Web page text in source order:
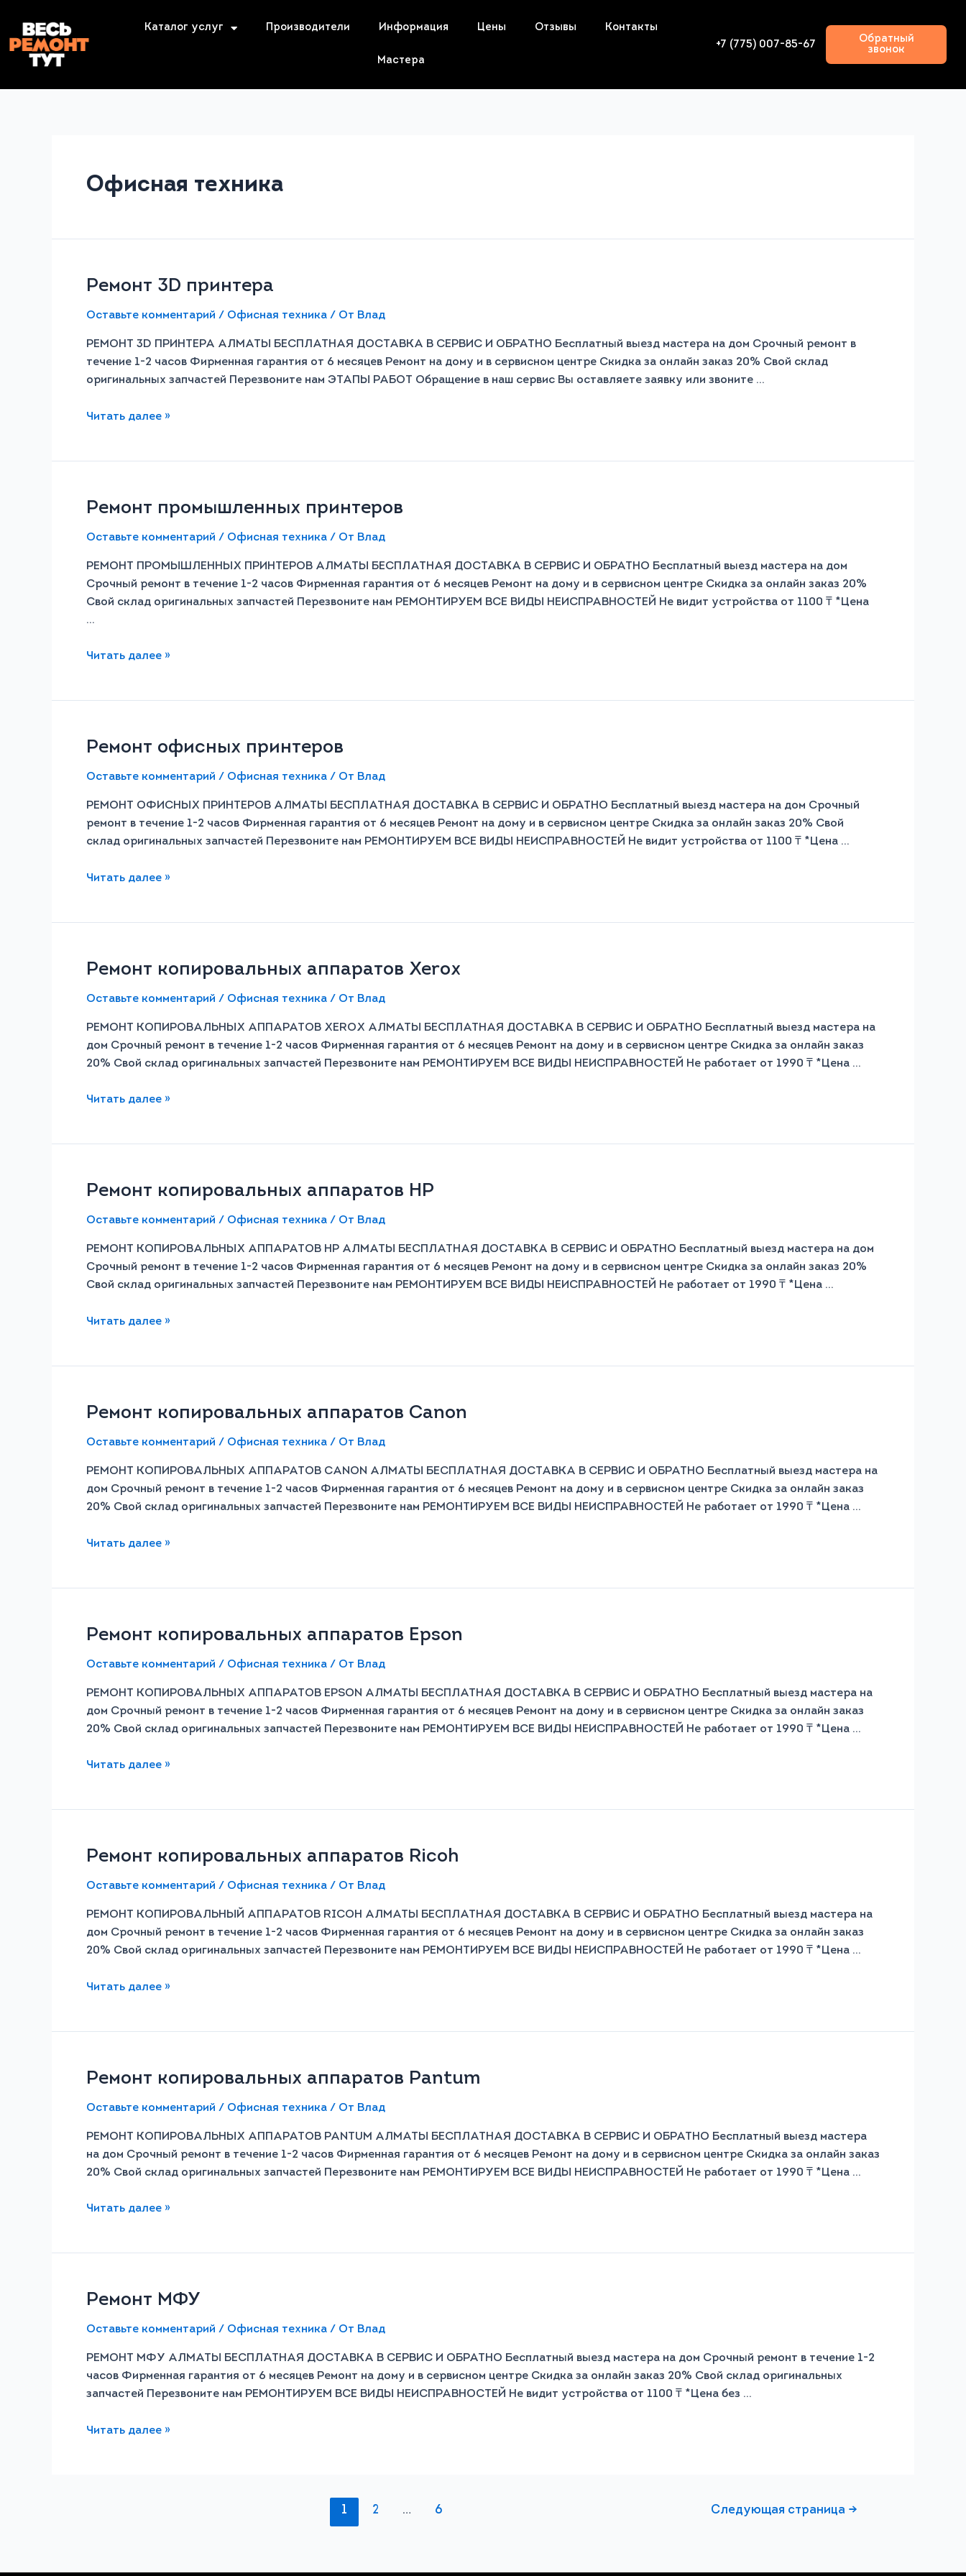
Каталог услуг Производители Информация Цены Отзывы Контакты
Мастера
+7 (775) 007-85-67
Обратный
звонок
Офисная техника
Ремонт 3D принтера
Оставьте комментарий / Офисная техника / От Влад
РЕМОНТ 3D ПРИНТЕРА АЛМАТЫ БЕСПЛАТНАЯ ДОСТАВКА В СЕРВИС И ОБРАТНО Бесплатный выезд мастера на дом Срочный ремонт в
течение 1-2 часов Фирменная гарантия от 6 месяцев Ремонт на дому и в сервисном центре Скидка за онлайн заказ 20% Свой склад
оригинальных запчастей Перезвоните нам ЭТАПЫ РАБОТ Обращение в наш сервис Вы оставляете заявку или звоните …
Читать далее »
Ремонт промышленных принтеров
Оставьте комментарий / Офисная техника / От Влад
РЕМОНТ ПРОМЫШЛЕННЫХ ПРИНТЕРОВ АЛМАТЫ БЕСПЛАТНАЯ ДОСТАВКА В СЕРВИС И ОБРАТНО Бесплатный выезд мастера на дом
Срочный ремонт в течение 1-2 часов Фирменная гарантия от 6 месяцев Ремонт на дому и в сервисном центре Скидка за онлайн заказ 20%
Свой склад оригинальных запчастей Перезвоните нам РЕМОНТИРУЕМ ВСЕ ВИДЫ НЕИСПРАВНОСТЕЙ Не видит устройства от 1100 ₸ *Цена
…
Читать далее »
Ремонт офисных принтеров
Оставьте комментарий / Офисная техника / От Влад
РЕМОНТ ОФИСНЫХ ПРИНТЕРОВ АЛМАТЫ БЕСПЛАТНАЯ ДОСТАВКА В СЕРВИС И ОБРАТНО Бесплатный выезд мастера на дом Срочный
ремонт в течение 1-2 часов Фирменная гарантия от 6 месяцев Ремонт на дому и в сервисном центре Скидка за онлайн заказ 20% Свой
склад оригинальных запчастей Перезвоните нам РЕМОНТИРУЕМ ВСЕ ВИДЫ НЕИСПРАВНОСТЕЙ Не видит устройства от 1100 ₸ *Цена …
Читать далее »
Ремонт копировальных аппаратов Xerox​​​
Оставьте комментарий / Офисная техника / От Влад
РЕМОНТ КОПИРОВАЛЬНЫХ АППАРАТОВ XEROX АЛМАТЫ БЕСПЛАТНАЯ ДОСТАВКА В СЕРВИС И ОБРАТНО Бесплатный выезд мастера на
дом Срочный ремонт в течение 1-2 часов Фирменная гарантия от 6 месяцев Ремонт на дому и в сервисном центре Скидка за онлайн заказ
20% Свой склад оригинальных запчастей Перезвоните нам РЕМОНТИРУЕМ ВСЕ ВИДЫ НЕИСПРАВНОСТЕЙ Не работает от 1990 ₸ *Цена …
Читать далее »
Ремонт копировальных аппаратов HP​​​
Оставьте комментарий / Офисная техника / От Влад
РЕМОНТ КОПИРОВАЛЬНЫХ АППАРАТОВ HP АЛМАТЫ БЕСПЛАТНАЯ ДОСТАВКА В СЕРВИС И ОБРАТНО Бесплатный выезд мастера на дом
Срочный ремонт в течение 1-2 часов Фирменная гарантия от 6 месяцев Ремонт на дому и в сервисном центре Скидка за онлайн заказ 20%
Свой склад оригинальных запчастей Перезвоните нам РЕМОНТИРУЕМ ВСЕ ВИДЫ НЕИСПРАВНОСТЕЙ Не работает от 1990 ₸ *Цена …
Читать далее »
Ремонт копировальных аппаратов Canon​​
Оставьте комментарий / Офисная техника / От Влад
РЕМОНТ КОПИРОВАЛЬНЫХ АППАРАТОВ CANON АЛМАТЫ БЕСПЛАТНАЯ ДОСТАВКА В СЕРВИС И ОБРАТНО Бесплатный выезд мастера на
дом Срочный ремонт в течение 1-2 часов Фирменная гарантия от 6 месяцев Ремонт на дому и в сервисном центре Скидка за онлайн заказ
20% Свой склад оригинальных запчастей Перезвоните нам РЕМОНТИРУЕМ ВСЕ ВИДЫ НЕИСПРАВНОСТЕЙ Не работает от 1990 ₸ *Цена …
Читать далее »
Ремонт копировальных аппаратов Epson​​
Оставьте комментарий / Офисная техника / От Влад
РЕМОНТ КОПИРОВАЛЬНЫХ АППАРАТОВ EPSON АЛМАТЫ БЕСПЛАТНАЯ ДОСТАВКА В СЕРВИС И ОБРАТНО Бесплатный выезд мастера на
дом Срочный ремонт в течение 1-2 часов Фирменная гарантия от 6 месяцев Ремонт на дому и в сервисном центре Скидка за онлайн заказ
20% Свой склад оригинальных запчастей Перезвоните нам РЕМОНТИРУЕМ ВСЕ ВИДЫ НЕИСПРАВНОСТЕЙ Не работает от 1990 ₸ *Цена …
Читать далее »
Ремонт копировальных аппаратов Ricoh​
Оставьте комментарий / Офисная техника / От Влад
РЕМОНТ КОПИРОВАЛЬНЫЙ АППАРАТОВ RICOH АЛМАТЫ БЕСПЛАТНАЯ ДОСТАВКА В СЕРВИС И ОБРАТНО Бесплатный выезд мастера на
дом Срочный ремонт в течение 1-2 часов Фирменная гарантия от 6 месяцев Ремонт на дому и в сервисном центре Скидка за онлайн заказ
20% Свой склад оригинальных запчастей Перезвоните нам РЕМОНТИРУЕМ ВСЕ ВИДЫ НЕИСПРАВНОСТЕЙ Не работает от 1990 ₸ *Цена …
Читать далее »
Ремонт копировальных аппаратов Pantum​
Оставьте комментарий / Офисная техника / От Влад
РЕМОНТ КОПИРОВАЛЬНЫХ АППАРАТОВ PANTUM АЛМАТЫ БЕСПЛАТНАЯ ДОСТАВКА В СЕРВИС И ОБРАТНО Бесплатный выезд мастера
на дом Срочный ремонт в течение 1-2 часов Фирменная гарантия от 6 месяцев Ремонт на дому и в сервисном центре Скидка за онлайн заказ
20% Свой склад оригинальных запчастей Перезвоните нам РЕМОНТИРУЕМ ВСЕ ВИДЫ НЕИСПРАВНОСТЕЙ Не работает от 1990 ₸ *Цена …
Читать далее »
Ремонт МФУ
Оставьте комментарий / Офисная техника / От Влад
РЕМОНТ МФУ АЛМАТЫ БЕСПЛАТНАЯ ДОСТАВКА В СЕРВИС И ОБРАТНО Бесплатный выезд мастера на дом Срочный ремонт в течение 1-2
часов Фирменная гарантия от 6 месяцев Ремонт на дому и в сервисном центре Скидка за онлайн заказ 20% Свой склад оригинальных
запчастей Перезвоните нам РЕМОНТИРУЕМ ВСЕ ВИДЫ НЕИСПРАВНОСТЕЙ Не видит устройства от 1100 ₸ *Цена без …
Читать далее »
1 2 … 6 Следующая страница →